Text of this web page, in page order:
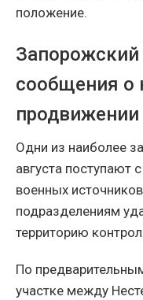
положение.
сообщения о
продвижении
Одни из наиболее
августа поступают
военных
подразделениям
территорию
По
участке между